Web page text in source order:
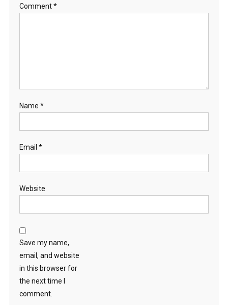
Comment*
Name *
Email *
Website
Save my name,
email, and website
in this browser for
the next time I
comment.